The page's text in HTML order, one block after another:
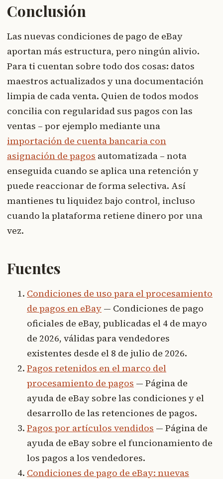
Conclusión
Las nuevas condiciones de pago de eBay
aportan más estructura, pero ningún alivio.
Para ti cuentan sobre todo dos cosas: datos
maestros actualizados y una documentación
limpia de cada venta. Quien de todos modos
concilia con regularidad sus pagos con las
ventas – por ejemplo mediante una
importación de cuenta bancaria con
asignación de pagos automatizada – nota
enseguida cuando se aplica una retención y
puede reaccionar de forma selectiva. Así
mantienes tu liquidez bajo control, incluso
cuando la plataforma retiene dinero por una
vez.
Fuentes
Condiciones de uso para el procesamiento
de pagos en eBay — Condiciones de pago
oficiales de eBay, publicadas el 4 de mayo
de 2026, válidas para vendedores
existentes desde el 8 de julio de 2026.
Pagos retenidos en el marco del
procesamiento de pagos — Página de
ayuda de eBay sobre las condiciones y el
desarrollo de las retenciones de pagos.
Pagos por artículos vendidos — Página de
ayuda de eBay sobre el funcionamiento de
los pagos a los vendedores.
Condiciones de pago de eBay: nuevas